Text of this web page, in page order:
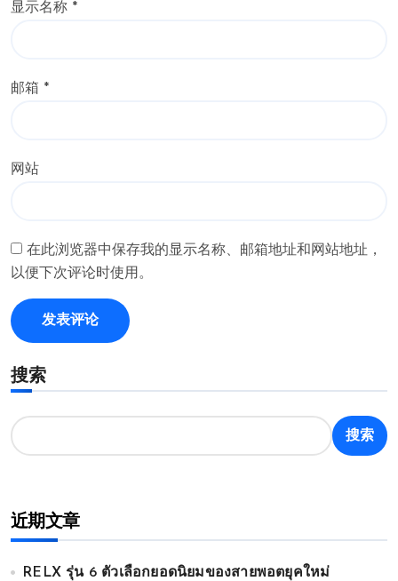
显示名称 *
邮箱 *
网站
在此浏览器中保存我的显示名称、邮箱地址和网站地址，
以便下次评论时使用。
搜索
搜索
近期文章
RELX รุ่น 6 ตัวเลือกยอดนิยมของสายพอตยุคใหม่